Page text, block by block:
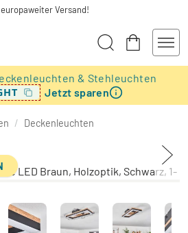
Versand!
& Stehleuchten
Jetzt sparen
/ Deckenleuchten